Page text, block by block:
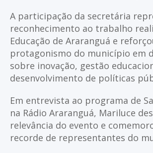
A participação da secretária
reconhecimento ao trabalho
Educação de Araranguá e
protagonismo do município em
sobre inovação, gestão
desenvolvimento de políticas
Em entrevista ao programa de
na Rádio Araranguá, Mariluce
relevância do evento e
recorde de representantes do